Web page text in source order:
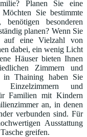
Planen Sie eine
Möchten Sie bestimmte
besonderen
planen? Wenn Sie
eine Vielzahl von
dabei, ein wenig Licht
Häuser bieten Ihnen
Zimmern und
in Thaining haben Sie
und
Familien mit Kindern
an, in denen
verbunden sind. Für
Ausstattung
greifen.